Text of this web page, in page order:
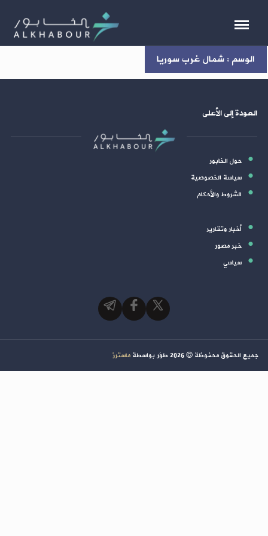
الوسم : شمال غرب سوريا
العودة إلى الأعلى
حول الخابور
سياسة الخصوصية
الشروط والأحكام
أخبار وتقارير
خبر مصور
سياسي
جميع الحقوق محفوظة ©2026طوَر بواسطةماسترز